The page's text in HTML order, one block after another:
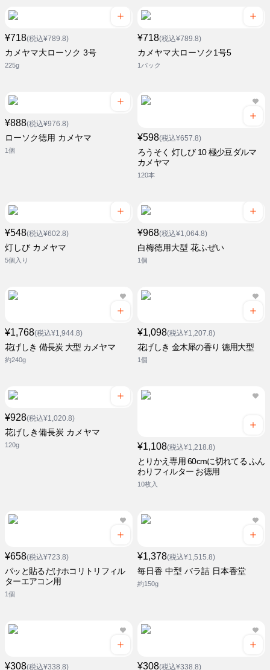
¥718(税込¥789.8)
カメヤマ大ローソク 3号
225g
¥718(税込¥789.8)
カメヤマ大ローソク1号5
1パック
¥888(税込¥976.8)
ローソク徳用 カメヤマ
1個
¥598(税込¥657.8)
ろうそく 灯しび 10 極少豆ダルマ
カメヤマ
120本
¥548(税込¥602.8)
灯しび カメヤマ
5個入り
¥968(税込¥1,064.8)
白梅徳用大型 花ふぜい
1個
¥1,768(税込¥1,944.8)
花げしき 備長炭 大型 カメヤマ
約240g
¥1,098(税込¥1,207.8)
花げしき 金木犀の香り 徳用大型
1個
¥928(税込¥1,020.8)
花げしき備長炭 カメヤマ
120g ¥1,108(税込¥1,218.8)
とりかえ専用 60cmに切れてる ふん
わりフィルター お徳用
10枚入
¥658(税込¥723.8)
パッと貼るだけホコリトリフィル
ターエアコン用
1個
¥1,378(税込¥1,515.8)
毎日香 中型 バラ詰 日本香堂
約150g
¥308(税込¥338.8) ¥308(税込¥338.8)